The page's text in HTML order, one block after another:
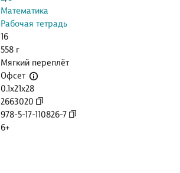
Математика
Рабочая тетрадь
16
558 г
Мягкий переплёт
Офсет
0.1x21x28
2663020
978-5-17-110826-7
6+